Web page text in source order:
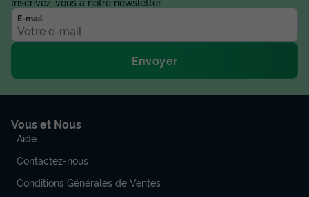
E-mail
Envoyer
Vous et Nous
Aide
Contactez-nous
Conditions Générales de Ventes